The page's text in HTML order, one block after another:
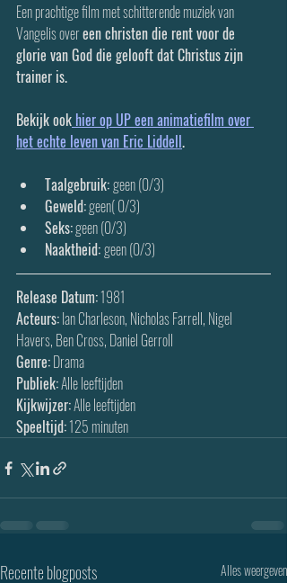
Een prachtige film met schitterende muziek van
Vangelis over een christen die rent voor de
glorie van God die gelooft dat Christus zijn
trainer is.
Bekijk ook hier op UP een animatiefilm over
het echte leven van Eric Liddell.
Taalgebruik: geen (0/3)
Geweld: geen( 0/3)
Seks: geen (0/3)
Naaktheid: geen (0/3)
Release Datum: 1981
Acteurs: Ian Charleson, Nicholas Farrell, Nigel
Havers, Ben Cross, Daniel Gerroll
Genre: Drama
Publiek: Alle leeftijden
Kijkwijzer: Alle leeftijden
Speeltijd: 125 minuten
Recente blogposts Alles weergeven